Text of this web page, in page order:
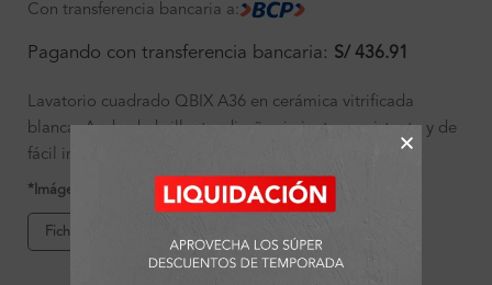
Con transferencia bancaria a:
Pagando con transferencia bancaria: S/ 436.91
Lavatorio cuadrado QBIX A36 en cerámica vitrificada
blanca. Acabado brillante, diseño sin juntas, resistente y de
fácil instalación.
*Imágenes referenciales
Ficha de producto